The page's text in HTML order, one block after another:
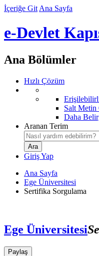
İçeriğe Git Ana Sayfa
e-Devlet
Ana Bölümler
Hızlı Çözüm
Salt Metin
Daha
Aranan Terim
Giriş Yap
Ana Sayfa
Ege Üniversitesi
Sertifika Sorgulama
Ege Üniversitesi
Paylaş